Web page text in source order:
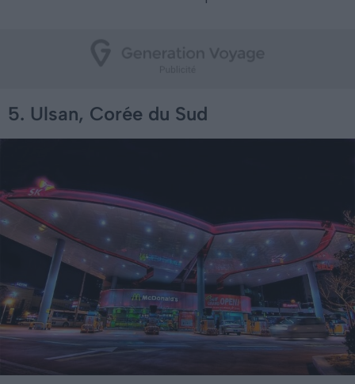
5. Ulsan, Corée du Sud